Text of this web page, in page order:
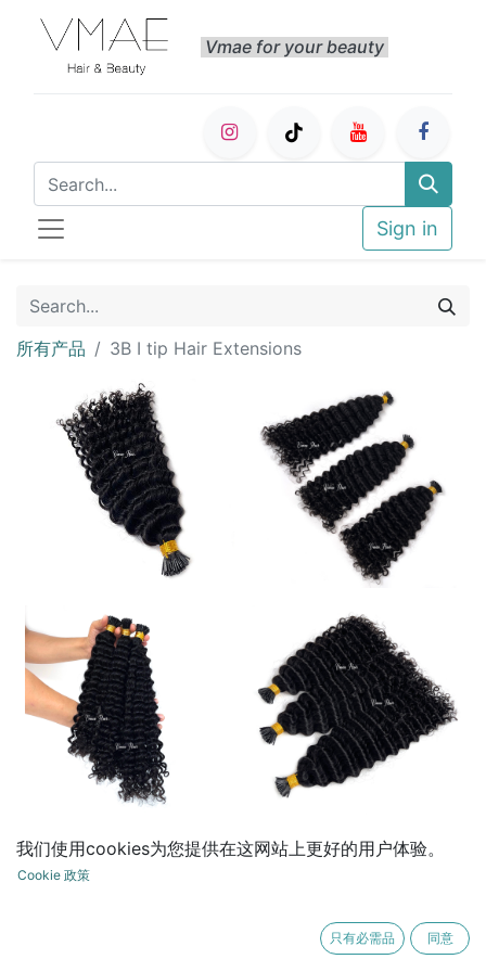
Vmae for your beauty
Sign in
所有产品 3B I tip Hair Extensions
3B I tip Hair Extensions
我们使用cookies为您提供在这网站上更好的用户体验。
Cookie 政策
只有必需品 同意